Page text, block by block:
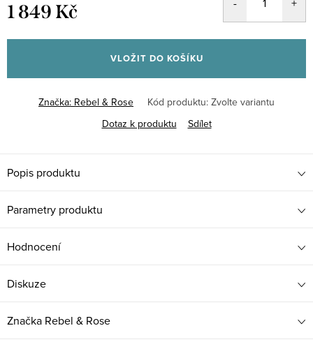
1 849 Kč
cena:
VLOŽIT DO KOŠÍKU
Značka: Rebel & Rose Kód produktu: Zvolte variantu
Dotaz k produktu
Sdílet
Popis produktu
Parametry produktu
Hodnocení
Diskuze
Značka Rebel & Rose